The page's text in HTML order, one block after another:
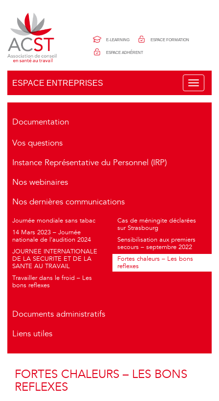
E-LEARNING ESPACE FORMATION
ESPACE ADHÉRENT
ESPACE ENTREPRISES
T
o
Documentation
Vos questions
Instance Représentative du Personnel (IRP)
Nos webinaires
Nos dernières communications
Journée mondiale sans tabac
14 Mars 2023 – Journée
nationale de l’audition 2024
JOURNEE INTERNATIONALE
DE LA SECURITE ET DE LA
SANTE AU TRAVAIL
Travailler dans le froid – Les
bons reflexes
Cas de méningite déclarées
sur Strasbourg
Sensibilisation aux premiers
secours – septembre 2022
Fortes chaleurs – Les bons
reflexes
Documents administratifs
Liens utiles
FORTES CHALEURS – LES BONS
REFLEXES